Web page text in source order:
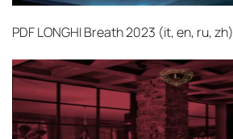
PDFLONGHI Breath 2023 (it, en, ru, zh)‎